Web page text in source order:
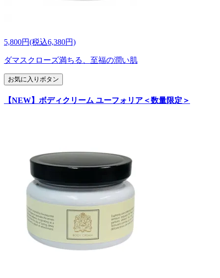
5,800円(税込6,380円)
ダマスクローズ満ちる、至福の潤い肌
お気に入りボタン
【NEW】ボディクリーム ユーフォリア＜数量限定＞